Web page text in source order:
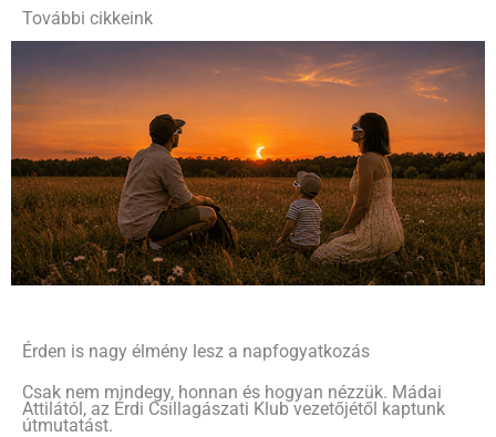
További cikkeink
Érden is nagy élmény lesz a napfogyatkozás
Csak nem mindegy, honnan és hogyan nézzük. Mádai
Attilától, az Érdi Csillagászati Klub vezetőjétől kaptunk
útmutatást.